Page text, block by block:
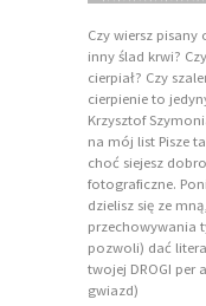
Czy wiersz pisany
inny ślad krwi?
cierpiał? Czy
cierpienie to
Krzysztof
na mój list Pisze
choć siejesz
fotograficzne.
dzielisz się ze
przechowywania
pozwoli) dać
twojej DROGI per
gwiazd)